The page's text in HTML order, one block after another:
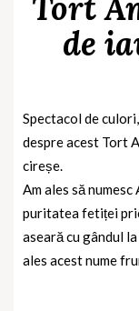
de
Spectacol de
despre acest Tort
cireșe.
Am ales să
puritatea fetiței
aseară cu gândul
ales acest nume